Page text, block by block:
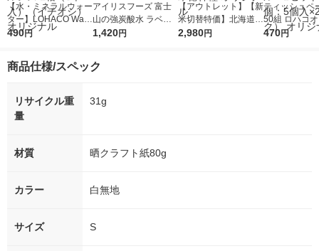
【水・ミネラルウォー
ター】LOHACO Wate
r（ロハコウォータ
シ） オリジナル
490円
アイリスフーズ 富士
山の強炭酸水 ラベル
レス 500ml 1箱（24
1,420円
【アウトレット】【新
米切替特価】北海道産
ななつぼし 無洗米 5k
2,980円
ティッシュペ
50組 ロハコ
ルソフトパッ
470円
商品仕様/スペック
リサイクル重
量
31g
材質 晒クラフト紙80g
カラー 白無地
サイズ S